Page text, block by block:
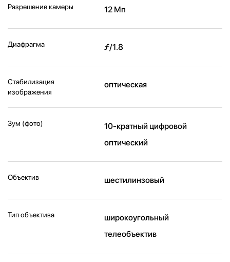
Разрешение камеры 12 Мп
Диафрагма ƒ/1.8
Стабилизация
изображения
оптическая
Зум (фото)
10-кратный цифровой
оптический
Объектив шестилинзовый
Тип объектива
широкоугольный
телеобъектив